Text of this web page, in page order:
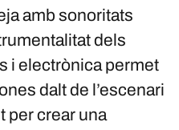
amb sonoritats
dels
i electrònica permet
dalt de l’escenari
per crear una